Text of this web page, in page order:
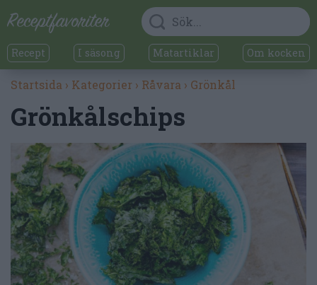
Recept I säsong Matartiklar Om kocken
Startsida › Kategorier › Råvara › Grönkål
Grönkålschips